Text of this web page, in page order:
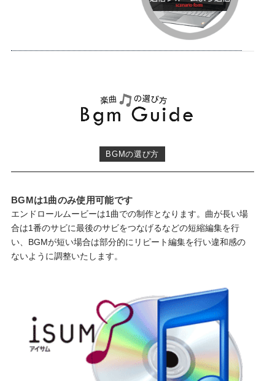
BGMの選び方
BGMは1曲のみ使用可能です
エンドロールムービーは1曲での制作となります。曲が長い場
合は1番のサビに最後のサビをつなげるなどの短縮編集を行
い、BGMが短い場合は部分的にリピート編集を行い違和感の
ないように調整いたします。